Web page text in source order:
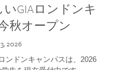
GIAロンドンキ
秋オープン
2026
ンドンキャンパスは、2026